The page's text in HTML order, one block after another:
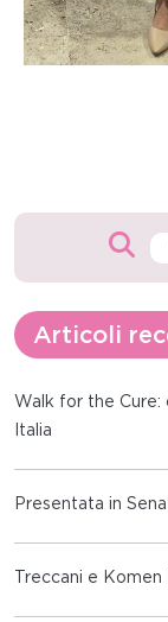
Articoli
Walk for the
Italia
Presentata in
Treccani e